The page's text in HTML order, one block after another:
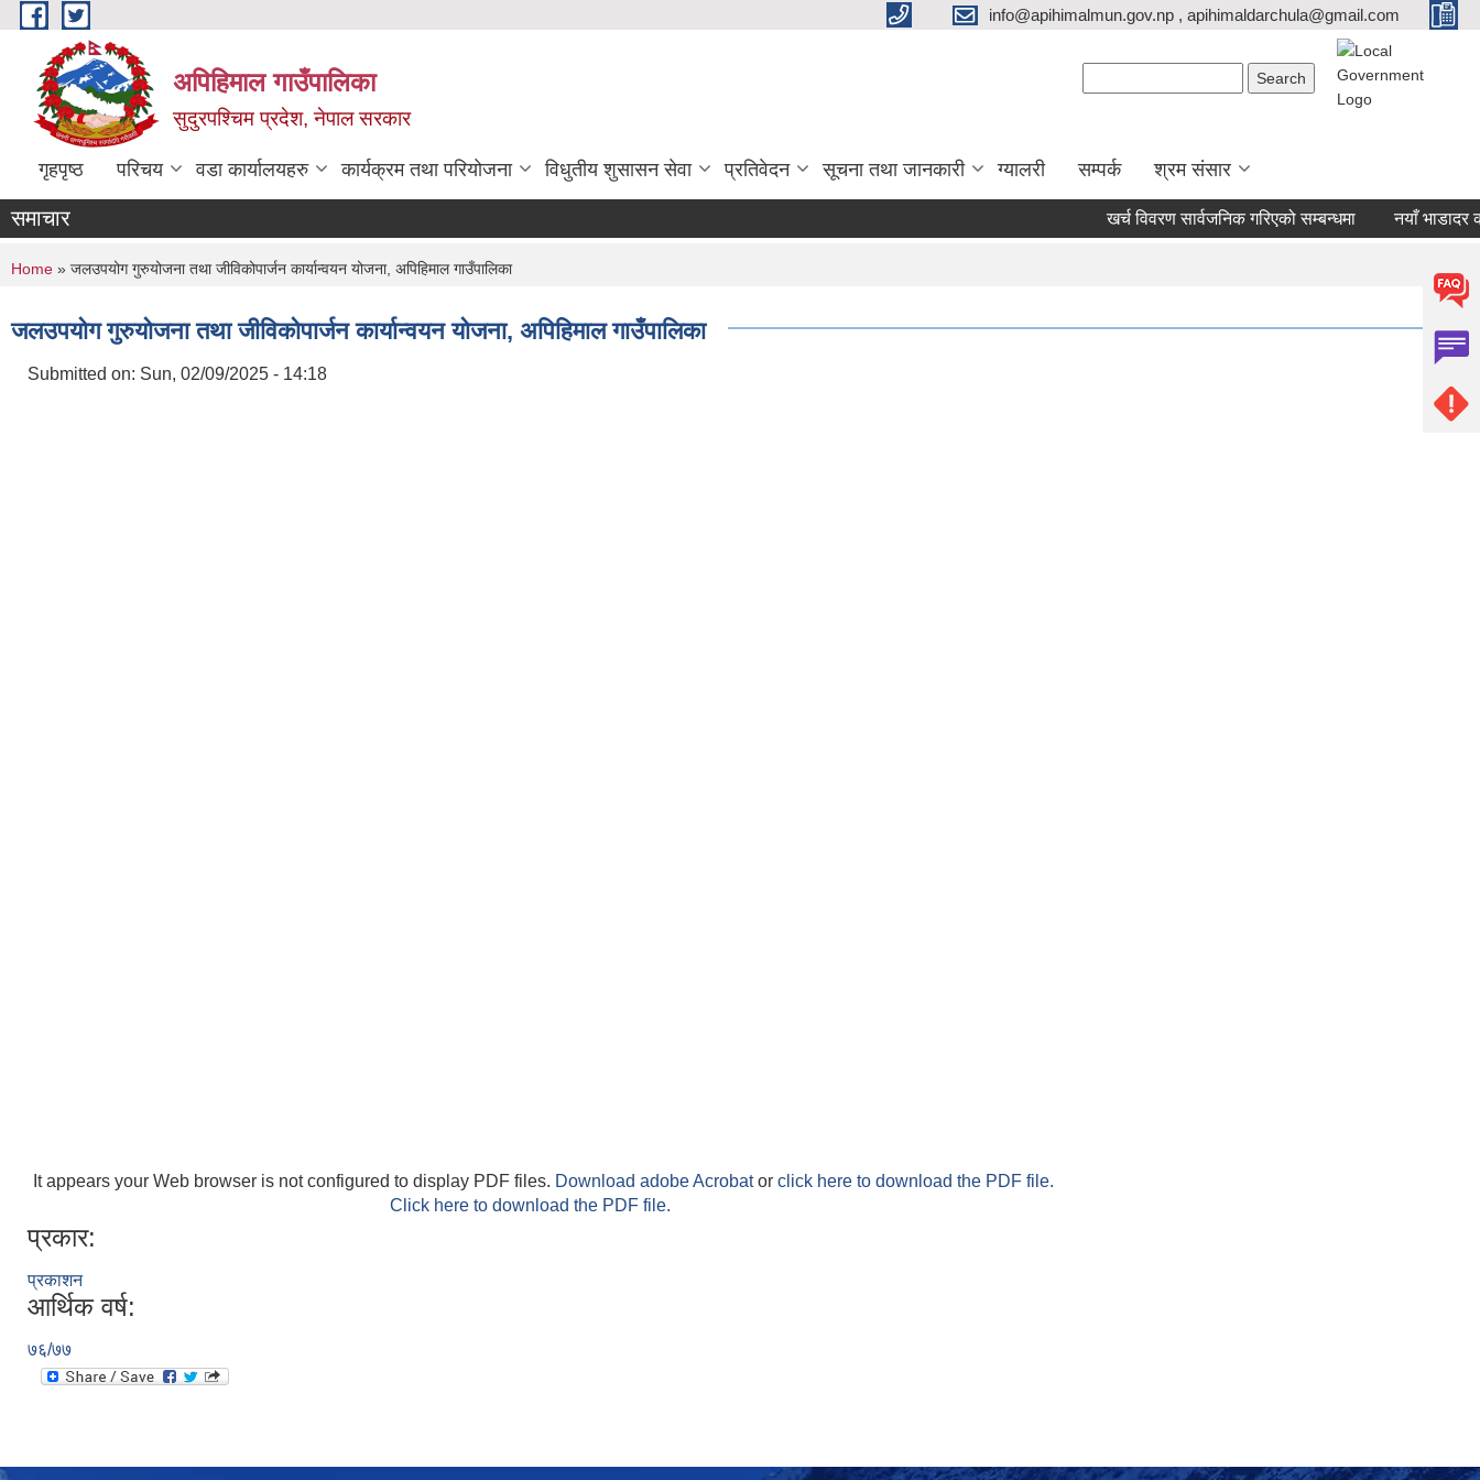
Skip to main content info@apihimalmun.gov.np , apihimaldarchula@gmail.com
अपिहिमाल गाउँपालिका
सुदुरपश्चिम प्रदेश, नेपाल सरकार
गृहपृष्ठ परिचय वडा कार्यालयहरु कार्यक्रम तथा परियोजना विधुतीय शुसासन सेवा प्रतिवेदन सूचना तथा जानकारी ग्यालरी सम्पर्क श्रम संसार
समाचार खर्च विवरण सार्वजनिक गरिएको सम्बन्धमा नयाँ भाडादर
You are here
Home » जलउपयोग गुरुयोजना तथा जीविकोपार्जन कार्यान्वयन योजना, अपिहिमाल गाउँपालिका
जलउपयोग गुरुयोजना तथा जीविकोपार्जन कार्यान्वयन योजना, अपिहिमाल गाउँपालिका
Submitted on: Sun, 02/09/2025 - 14:18
It appears your Web browser is not configured to display PDF files. Download adobe Acrobator click here to download the PDF file.
Click here to download the PDF file.
प्रकार:
प्रकाशन
आर्थिक वर्ष:
७६/७७